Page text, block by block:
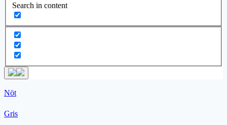
Search in content
Nöt
Gris